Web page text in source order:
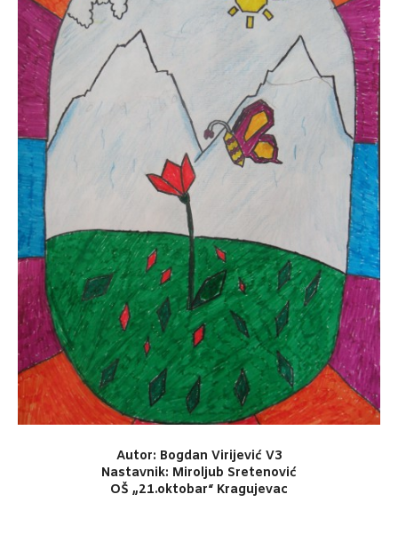
Autor: Bogdan Virijević V3
Nastavnik: Miroljub Sretenović
OŠ „21.oktobar“ Kragujevac